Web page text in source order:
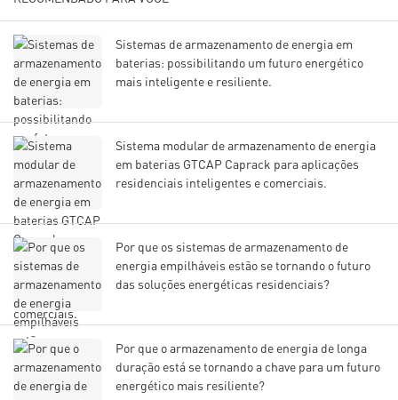
Sistemas de armazenamento de energia em
baterias: possibilitando um futuro energético
mais inteligente e resiliente.
Sistema modular de armazenamento de energia
em baterias GTCAP Caprack para aplicações
residenciais inteligentes e comerciais.
Por que os sistemas de armazenamento de
energia empilháveis ​​estão se tornando o futuro
das soluções energéticas residenciais?
Por que o armazenamento de energia de longa
duração está se tornando a chave para um futuro
energético mais resiliente?